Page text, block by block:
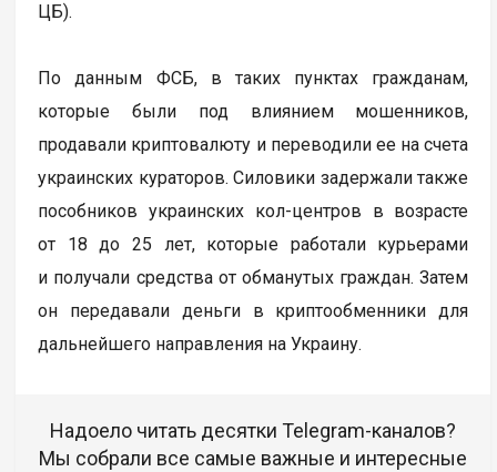
ЦБ).
По данным ФСБ, в таких пунктах гражданам,
которые были под влиянием мошенников,
продавали криптовалюту и переводили ее на счета
украинских кураторов. Силовики задержали также
пособников украинских кол-центров в возрасте
от 18 до 25 лет, которые работали курьерами
и получали средства от обманутых граждан. Затем
он передавали деньги в криптообменники для
дальнейшего направления на Украину.
Надоело читать десятки Telegram-каналов?
Мы собрали все самые важные и интересные